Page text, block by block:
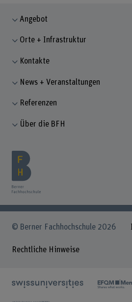
Angebot
Orte + Infrastruktur
Kontakte
News + Veranstaltungen
Referenzen
Über die BFH
© Berner Fachhochschule 2026
Rechtliche Hinweise